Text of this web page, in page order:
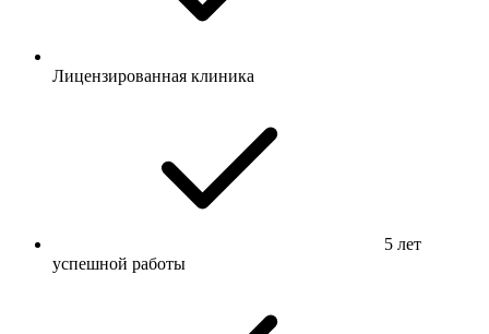
Лицензированная клиника
5 лет
успешной работы